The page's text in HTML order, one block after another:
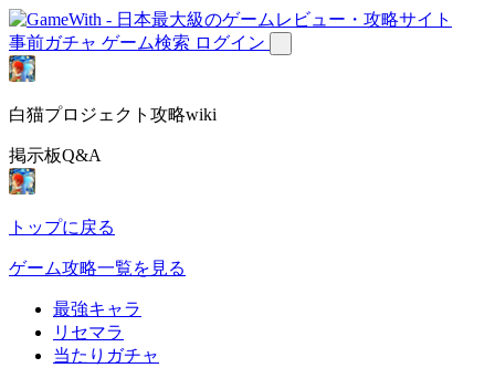
事前ガチャ ゲーム検索 ログイン
白猫プロジェクト攻略wiki
掲示板Q&A
トップに戻る
ゲーム攻略一覧を見る
最強キャラ
リセマラ
当たりガチャ